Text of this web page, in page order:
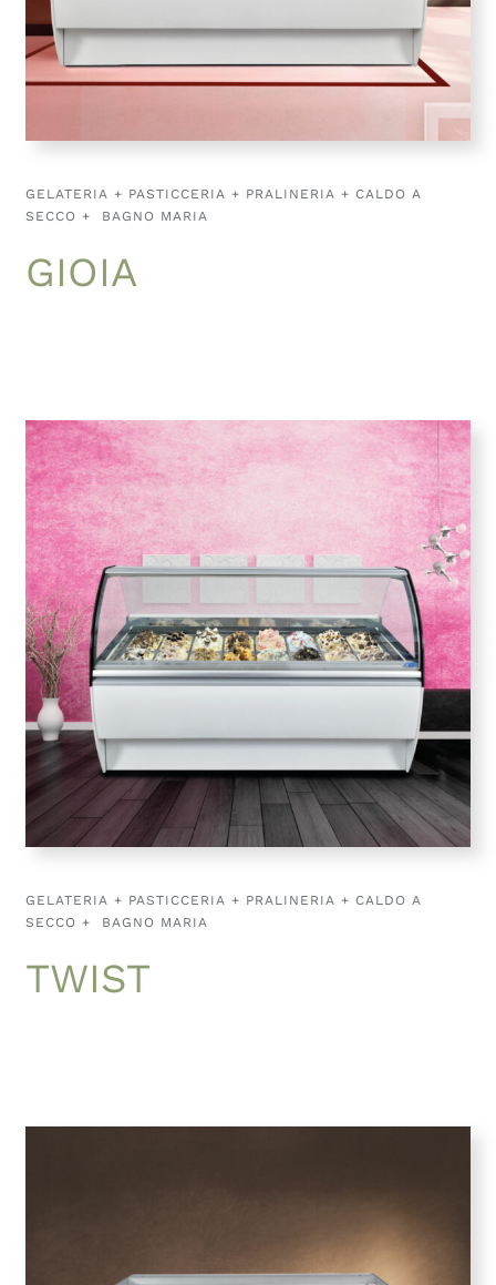
GELATERIA + PASTICCERIA + PRALINERIA + CALDO A
SECCO + BAGNO MARIA
GIOIA
GELATERIA + PASTICCERIA + PRALINERIA + CALDO A
SECCO + BAGNO MARIA
TWIST